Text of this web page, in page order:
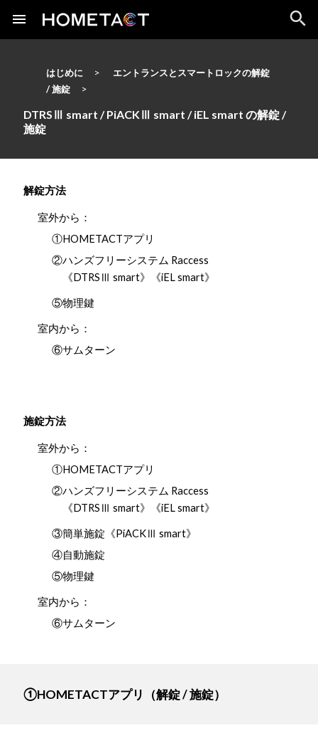
はじめに
エントランスとスマートロックの解錠
/ 施錠
DTRSⅢ smart / PiACKⅢ smart / iEL smart の解錠 /
施錠
解錠方法
室外から：
①HOMETACTアプリ
②ハンズフリーシステム Raccess
《DTRSⅢ smart》《iEL smart》
⑤物理鍵
室内から：
⑥サムターン
施錠方法
室外から：
①HOMETACTアプリ
②ハンズフリーシステム Raccess
《DTRSⅢ smart》《iEL smart》
③簡単施錠《PiACKⅢ smart》
④自動施錠
⑤物理鍵
室内から：
⑥サムターン
①HOMETACTアプリ（解錠 / 施錠）